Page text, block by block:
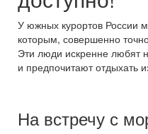
У южных курортов России
которым, совершенно
Эти люди искренне любят
и предпочитают отдыхать
На встречу с